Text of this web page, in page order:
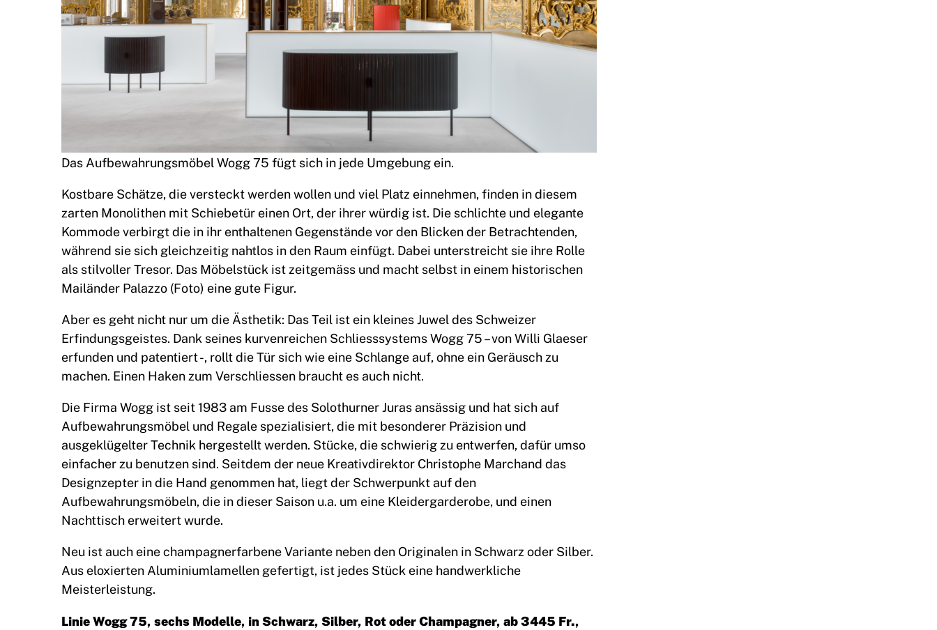
Das Aufbewahrungsmöbel Wogg 75 fügt sich in jede Umgebung ein.
Kostbare Schätze, die versteckt werden wollen und viel Platz einnehmen, finden in diesem
zarten Monolithen mit Schiebetür einen Ort, der ihrer würdig ist. Die schlichte und elegante
Kommode verbirgt die in ihr enthaltenen Gegenstände vor den Blicken der Betrachtenden,
während sie sich gleichzeitig nahtlos in den Raum einfügt. Dabei unterstreicht sie ihre Rolle
als stilvoller Tresor. Das Möbelstück ist zeitgemäss und macht selbst in einem historischen
Mailänder Palazzo (Foto) eine gute Figur.
Aber es geht nicht nur um die Ästhetik: Das Teil ist ein kleines Juwel des Schweizer
Erfindungsgeistes. Dank seines kurvenreichen Schliesssystems Wogg 75 – von Willi Glaeser
erfunden und patentiert -, rollt die Tür sich wie eine Schlange auf, ohne ein Geräusch zu
machen. Einen Haken zum Verschliessen braucht es auch nicht.
Die Firma Wogg ist seit 1983 am Fusse des Solothurner Juras ansässig und hat sich auf
Aufbewahrungsmöbel und Regale spezialisiert, die mit besonderer Präzision und
ausgeklügelter Technik hergestellt werden. Stücke, die schwierig zu entwerfen, dafür umso
einfacher zu benutzen sind. Seitdem der neue Kreativdirektor Christophe Marchand das
Designzepter in die Hand genommen hat, liegt der Schwerpunkt auf den
Aufbewahrungsmöbeln, die in dieser Saison u.a. um eine Kleidergarderobe, und einen
Nachttisch erweitert wurde.
Neu ist auch eine champagnerfarbene Variante neben den Originalen in Schwarz oder Silber.
Aus eloxierten Aluminiumlamellen gefertigt, ist jedes Stück eine handwerkliche
Meisterleistung.
Linie Wogg 75, sechs Modelle, in Schwarz, Silber, Rot oder Champagner, ab 3445 Fr.,